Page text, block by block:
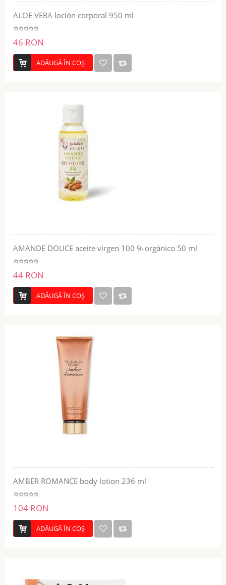
ALOE VERA loción corporal 950 ml
46 RON
ADĂUGĂ ÎN COŞ
AMANDE DOUCE aceite virgen 100 % orgánico 50 ml
44 RON
ADĂUGĂ ÎN COŞ
AMBER ROMANCE body lotion 236 ml
104 RON
ADĂUGĂ ÎN COŞ